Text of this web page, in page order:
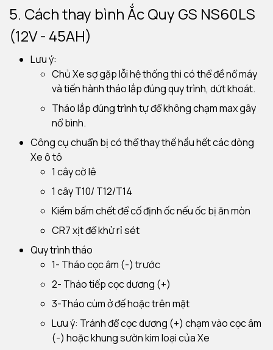
5. Cách thay bình Ắc Quy GS NS60LS
(12V - 45AH)
Lưu ý:
Chủ Xe sợ gặp lỗi hệ thống thì có thể đề nổ máy
và tiến hành tháo lắp đúng quy trình, dứt khoát.
Tháo lắp đúng trình tự để không chạm max gây
nổ bình.
Công cụ chuẩn bị có thể thay thế hầu hết các dòng
Xe ô tô
1 cây cờ lê
1 cây T10/ T12/T14
Kiềm bấm chết để cố định ốc nếu ốc bị ăn mòn
CR7 xịt để khử rỉ sét
Quy trình tháo
1- Tháo cọc âm (-) trước
2- Tháo tiếp cọc dương (+)
3-Tháo cùm ở đế hoặc trên mặt
Lưu ý: Tránh để cọc dương (+) chạm vào cọc âm
(-) hoặc khung sườn kim loại của Xe